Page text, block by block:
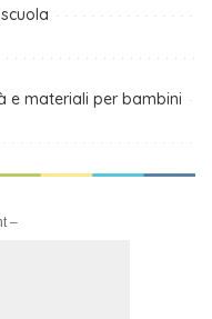
e materiali per bambini
–